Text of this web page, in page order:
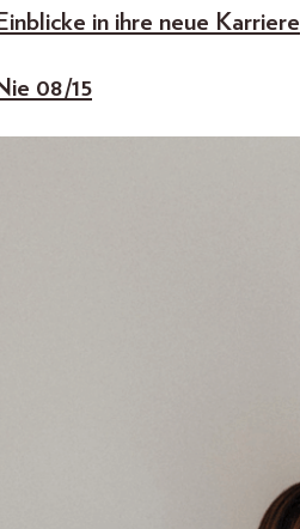
in ihre neue Karriere
08/15